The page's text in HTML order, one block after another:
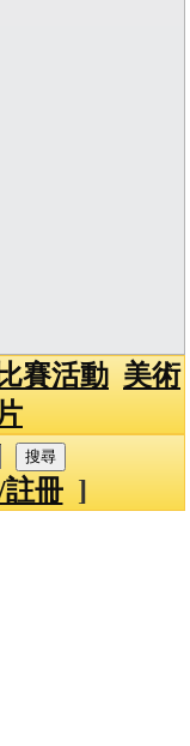
比賽活動 美術
冊]